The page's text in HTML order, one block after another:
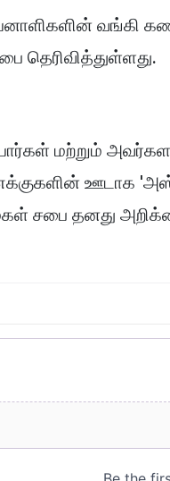
வங்கி
தெரிவித்துள்ளது.
மற்றும்
ஊடாக
சபை தனது